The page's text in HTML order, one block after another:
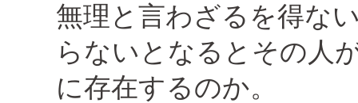
無理と言わざるを得な
らないとなるとその人
に存在するのか。